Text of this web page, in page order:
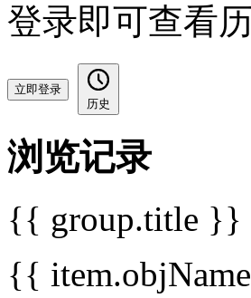
登录即可查看
立即登录
历史
浏览记录
{{ group.title }}
{{